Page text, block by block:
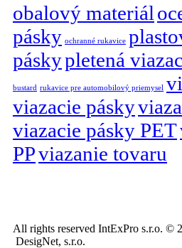
obalový materiál
pásky ochranné rukavice
páskypletená
bustard rukavice pre automobilový priemysel
viazacie pásky
viazacie pásky PET
PPviazanie tovaru
All rights reserved IntExPro s.r.o. ©
DesigNet, s.r.o.